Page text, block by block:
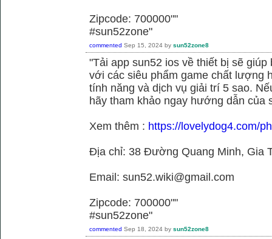
Zipcode: 700000""
#sun52zone"
commented Sep 15, 2024 by sun52zone8
"Tải app sun52 ios về thiết bị sẽ
với các siêu phẩm game chất lượng
tính năng và dịch vụ giải trí 5 sao.
hãy tham khảo ngay hướng dẫn của
Xem thêm : https://lovelydog4.com/
Địa chỉ: 38 Đường Quang Minh, Gia
Email: sun52.wiki@gmail.com
Zipcode: 700000""
#sun52zone"
commented Sep 18, 2024 by sun52zone8